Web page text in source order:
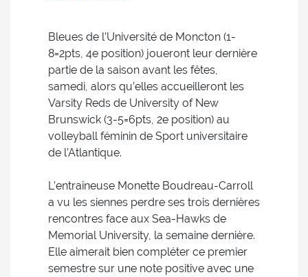
Bleues de l’Université de Moncton (1-
8=2pts, 4e position) joueront leur dernière
partie de la saison avant les fêtes,
samedi, alors qu’elles accueilleront les
Varsity Reds de University of New
Brunswick (3-5=6pts, 2e position) au
volleyball féminin de Sport universitaire
de l’Atlantique.
L’entraîneuse Monette Boudreau-Carroll
a vu les siennes perdre ses trois dernières
rencontres face aux Sea-Hawks de
Memorial University, la semaine dernière.
Elle aimerait bien compléter ce premier
semestre sur une note positive avec une